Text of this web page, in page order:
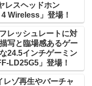
レスヘッドホン
4 Wireless」登場！
レッシュレートに対
写と臨場感あるゲー
24.5インチゲーミン
LD25G5」登場！
ゾ再生やバーチャ